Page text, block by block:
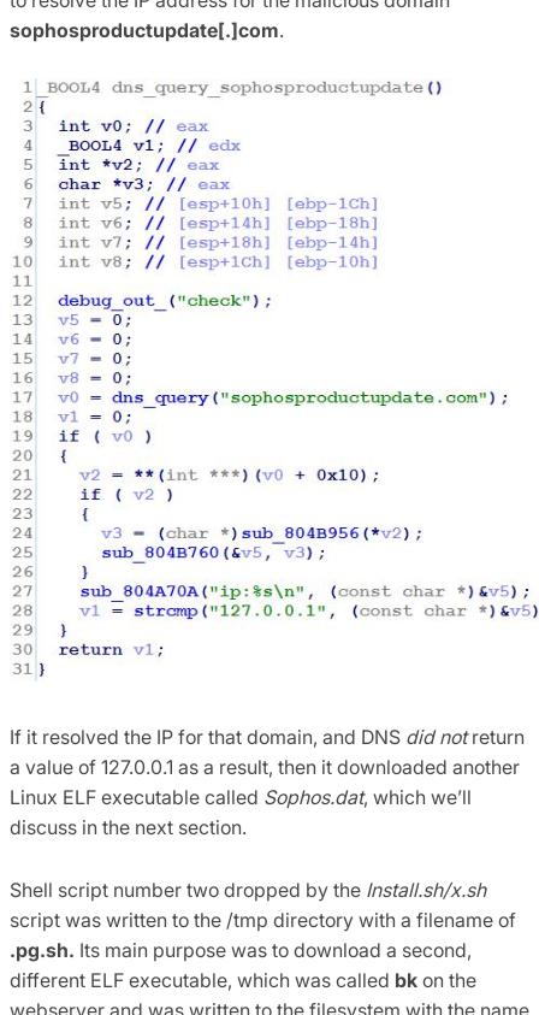
sophosproductupdate[.]com.
If it resolved the IP for that domain, and DNS did notreturn
a value of 127.0.0.1 as a result, then it downloaded another
Linux ELF executable called Sophos.dat, which we’ll
discuss in the next section.
Shell script number two dropped by the Install.sh/x.sh
script was written to the /tmp directory with a filename of
.pg.sh. Its main purpose was to download a second,
different ELF executable, which was called bk on the
webserver and was written to the filesystem with the name